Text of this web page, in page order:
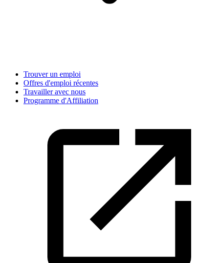
Trouver un emploi
Offres d'emploi récentes
Travailler avec nous
Programme d'Affiliation